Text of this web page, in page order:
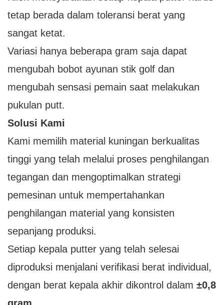
tetap berada dalam toleransi berat yang
sangat ketat.
Variasi hanya beberapa gram saja dapat
mengubah bobot ayunan stik golf dan
mengubah sensasi pemain saat melakukan
pukulan putt.
Solusi Kami
Kami memilih material kuningan berkualitas
tinggi yang telah melalui proses penghilangan
tegangan dan mengoptimalkan strategi
pemesinan untuk mempertahankan
penghilangan material yang konsisten
sepanjang produksi.
Setiap kepala putter yang telah selesai
diproduksi menjalani verifikasi berat individual,
dengan berat kepala akhir dikontrol dalam ±0,8